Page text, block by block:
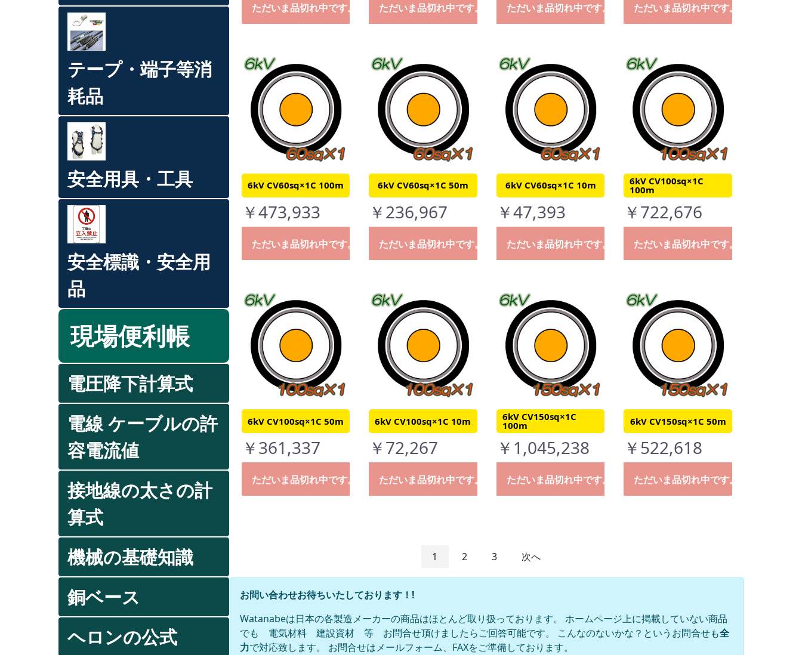
テープ・端子等消
耗品
安全用具・工具
安全標識・安全用
品
現場便利帳
電圧降下計算式
電線 ケーブルの許
容電流値
接地線の太さの計
算式
機械の基礎知識
銅ベース
ヘロンの公式
ただいま品切れ中です。 ただいま品切れ中です。 ただいま品切れ中です。 ただいま品切れ中です。
6kV CV60sq×1C 100m
￥473,933
ただいま品切れ中です。
6kV CV60sq×1C 50m
￥236,967
ただいま品切れ中です。
6kV CV60sq×1C 10m
￥47,393
ただいま品切れ中です。
6kV CV100sq×1C
100m
￥722,676
ただいま品切れ中です。
6kV CV100sq×1C 50m
￥361,337
ただいま品切れ中です。
6kV CV100sq×1C 10m
￥72,267
ただいま品切れ中です。
6kV CV150sq×1C
100m
￥1,045,238
ただいま品切れ中です。
6kV CV150sq×1C 50m
￥522,618
ただいま品切れ中です。
1 2 3 次へ
お問い合わせお待ちいたしております！!
Watanabeは日本の各製造メーカーの商品はほとんど取り扱っております。 ホームページ上に掲載していない商品
でも 電気材料 建設資材 等 お問合せ頂けましたらご回答可能です。 こんなのないかな？というお問合せも全
力で対応致します。 お問合せはメールフォーム、FAXをご準備しております。